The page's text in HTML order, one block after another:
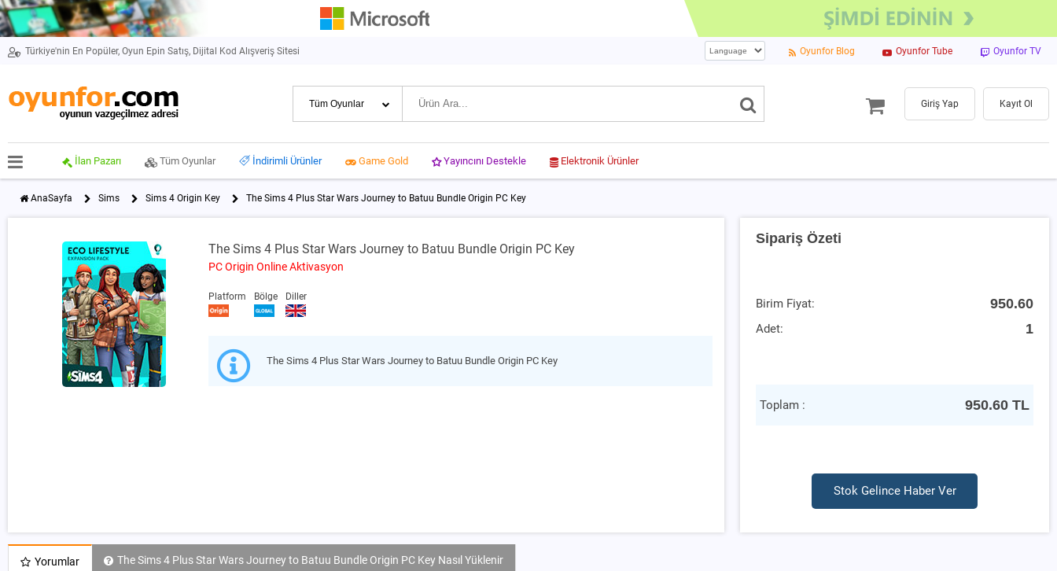
Türkiye'nin En Popüler, Oyun Epin Satış, Dijital Kod Alışveriş Sitesi Oyunfor Blog Oyunfor Tube Oyunfor TV
Giriş Yap Kayıt Ol
İlan Pazarı Tüm Oyunlar İndirimli Ürünler Game Gold Yayıncını Destekle Elektronik Ürünler
AnaSayfa Sims Sims 4 Origin Key The Sims 4 Plus Star Wars Journey to Batuu Bundle Origin PC Key
The Sims 4 Plus Star Wars Journey to Batuu Bundle Origin PC Key
PC Origin Online Aktivasyon
Platform Bölge Diller
The Sims 4 Plus Star Wars Journey to Batuu Bundle Origin PC Key
Sipariş Özeti
Birim Fiyat: 950.60
Adet: 1
Toplam : 950.60 TL
Stok Gelince Haber Ver
Yorumlar The Sims 4 Plus Star Wars Journey to Batuu Bundle Origin PC Key Nasıl Yüklenir